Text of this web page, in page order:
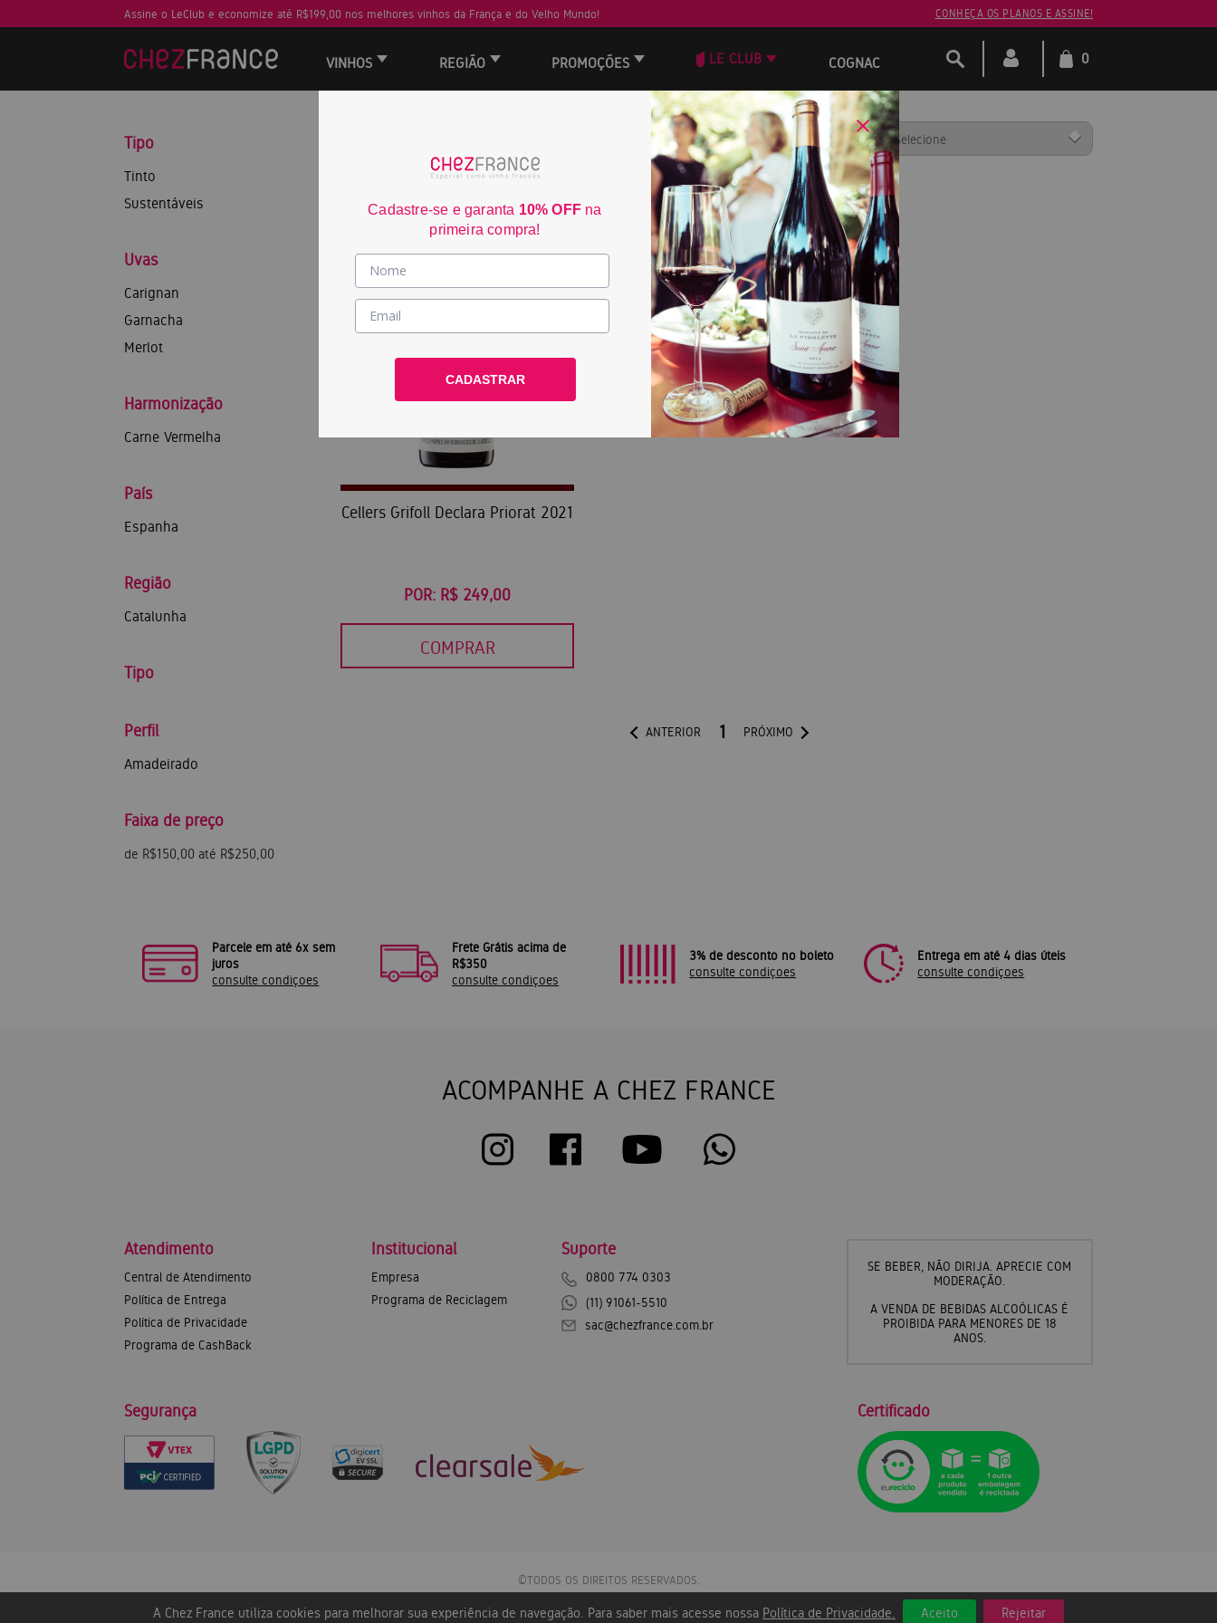
A Chez France utiliza cookies para melhorar sua experiência de navegação. Para saber mais acesse nossa Política de Privacidade. Aceito Rejeitar
Assine o LeClub e economize até R$199,00 nos melhores vinhos da França e do Velho Mundo! CONHEÇA OS PLANOS E ASSINE!
VINHOS REGIÃO PROMOÇÕES LE CLUB COGNAC 0
Tipo
Tinto
Sustentáveis
Uvas
Carignan
Garnacha
Merlot
Harmonização
Carne Vermelha
País
Espanha
Região
Catalunha
Tipo
Perfil
Amadeirado
Faixa de preço
de R$150,00 até R$250,00
ORDENAR POR:
Cellers Grifoll Declara Priorat 2021
POR: R$ 249,00
COMPRAR
ANTERIOR 1 PRÓXIMO
Parcele em até 6x sem
juros
consulte condiçoes
Frete Grátis acima de
R$350
consulte condiçoes
3% de desconto no boleto
consulte condiçoes
Entrega em até 4 dias úteis
consulte condiçoes
ACOMPANHE A CHEZ FRANCE
Atendimento
Central de Atendimento
Política de Entrega
Política de Privacidade
Programa de CashBack
Institucional
Empresa
Programa de Reciclagem
Suporte
0800 774 0303
(11) 91061-5510
sac@chezfrance.com.br
SE BEBER, NÃO DIRIJA. APRECIE COM
MODERAÇÃO.
A VENDA DE BEBIDAS ALCOÓLICAS É
PROIBIDA PARA MENORES DE 18
ANOS.
Segurança Certificado
©TODOS OS DIREITOS RESERVADOS.
Cadastre-se e garanta 10% OFF na
primeira compra!
CADASTRAR